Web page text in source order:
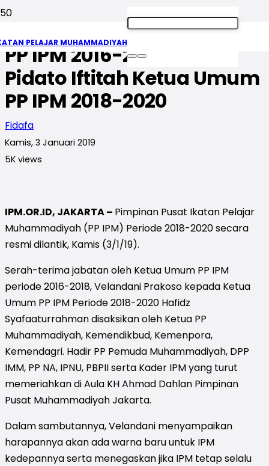
PELAJAR MUHAMMADIYAH
Pidato Wada Ketua Umum
PP IPM 2016-2018 dan
Pidato Iftitah Ketua Umum
PP IPM 2018-2020
Fidafa
Kamis, 3 Januari 2019
5K views
IPM.OR.ID, JAKARTA – Pimpinan Pusat Ikatan Pelajar
Muhammadiyah (PP IPM) Periode 2018-2020 secara
resmi dilantik, Kamis (3/1/19).
Serah-terima jabatan oleh Ketua Umum PP IPM
periode 2016-2018, Velandani Prakoso kepada Ketua
Umum PP IPM Periode 2018-2020 Hafidz
Syafaaturrahman disaksikan oleh Ketua PP
Muhammadiyah, Kemendikbud, Kemenpora,
Kemendagri. Hadir PP Pemuda Muhammadiyah, DPP
IMM, PP NA, IPNU, PBPII serta Kader IPM yang turut
memeriahkan di Aula KH Ahmad Dahlan Pimpinan
Pusat Muhammadiyah Jakarta.
Dalam sambutannya, Velandani menyampaikan
harapannya akan ada warna baru untuk IPM
kedepannya serta menegaskan jika IPM tetap selalu